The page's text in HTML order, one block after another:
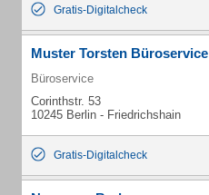
Gratis-Digitalcheck
Muster Torsten Büroservice
Büroservice
Corinthstr. 53
10245 Berlin - Friedrichshain
Gratis-Digitalcheck